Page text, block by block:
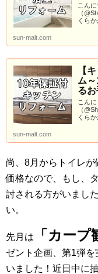
こん
（
くら
sun-malt.com
【
ム
る
こん
（
くら
sun-malt.com
尚、8月からトイレ
価格なので、もし、
討される方がいまし
い。
先月は 「カー
ゼント企画、第1弾
いました！近日中に